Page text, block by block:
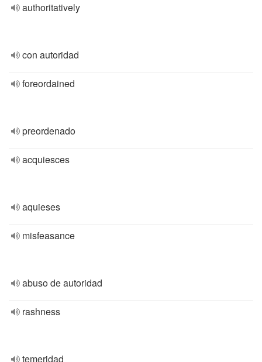
authoritatively
con autoridad
foreordained
preordenado
acquiesces
aquieses
misfeasance
abuso de autoridad
rashness
temeridad